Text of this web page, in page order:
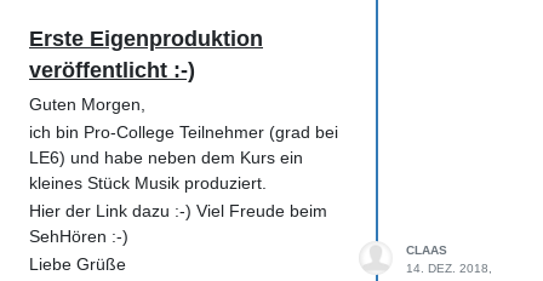
Erste Eigenproduktion
veröffentlicht :-)
Guten Morgen,
ich bin Pro-College Teilnehmer (grad bei
LE6) und habe neben dem Kurs ein
kleines Stück Musik produziert.
Hier der Link dazu :-) Viel Freude beim
SehHören :-)
Liebe Grüße
CLAAS
14. DEZ. 2018,